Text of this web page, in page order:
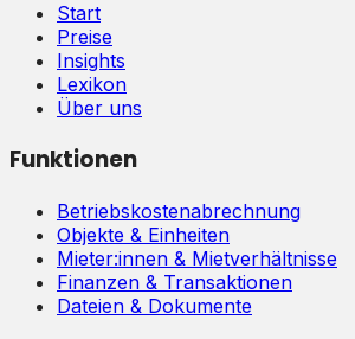
Start
Preise
Insights
Lexikon
Über uns
Funktionen
Betriebskostenabrechnung
Objekte & Einheiten
Mieter:innen & Mietverhältnisse
Finanzen & Transaktionen
Dateien & Dokumente